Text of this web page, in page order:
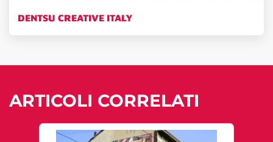
DENTSU CREATIVE ITALY
ARTICOLI CORRELATI